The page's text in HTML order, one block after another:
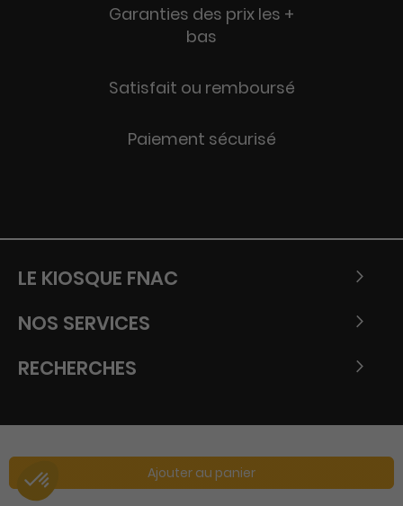
Ajouter au panier
Garanties des prix les +
bas
Satisfait ou remboursé
Paiement sécurisé
LE KIOSQUE FNAC
NOS SERVICES
RECHERCHES
Copyright © Tous droits réservés - Fnac 2026.